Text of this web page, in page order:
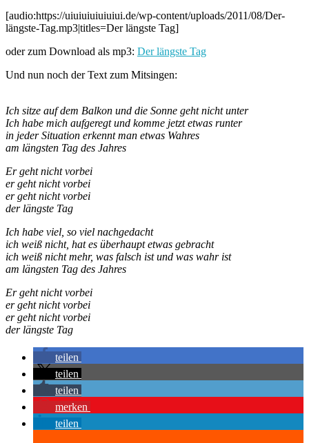
[audio:https://uiuiuiuiuiuiui.de/wp-content/uploads/2011/08/Der-
längste-Tag.mp3|titles=Der längste Tag]
oder zum Download als mp3: Der längste Tag
Und nun noch der Text zum Mitsingen:
Ich sitze auf dem Balkon und die Sonne geht nicht unter
Ich habe mich aufgeregt und komme jetzt etwas runter
in jeder Situation erkennt man etwas Wahres
am längsten Tag des Jahres
Er geht nicht vorbei
er geht nicht vorbei
er geht nicht vorbei
der längste Tag
Ich habe viel, so viel nachgedacht
ich weiß nicht, hat es überhaupt etwas gebracht
ich weiß nicht mehr, was falsch ist und was wahr ist
am längsten Tag des Jahres
Er geht nicht vorbei
er geht nicht vorbei
er geht nicht vorbei
der längste Tag
teilen
teilen
teilen
merken
teilen